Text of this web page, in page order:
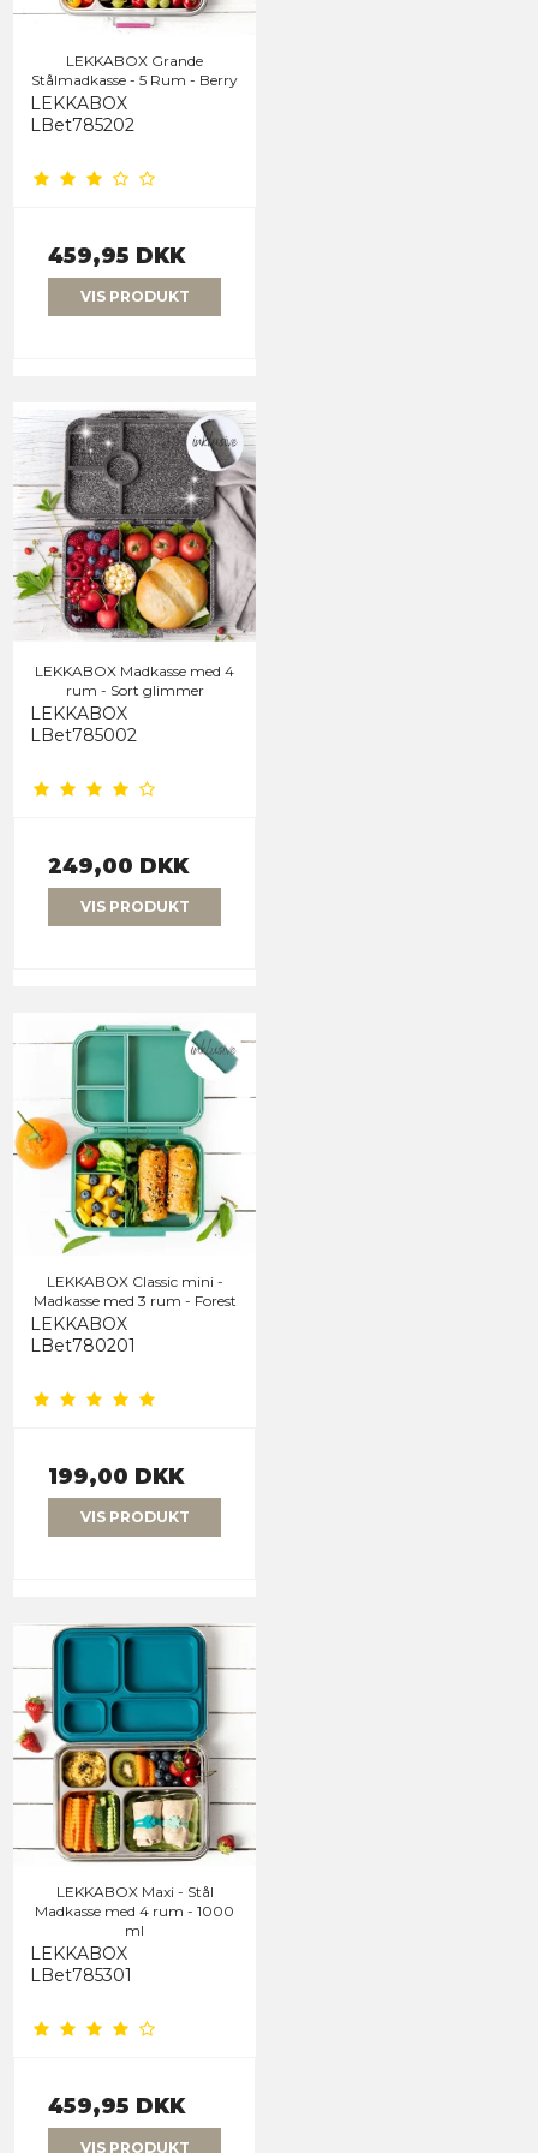
LEKKABOX Grande
Stålmadkasse - 5 Rum - Berry
LEKKABOX
LBet785202
459,95 DKK
VIS PRODUKT
LEKKABOX Madkasse med 4
rum - Sort glimmer
LEKKABOX
LBet785002
249,00 DKK
VIS PRODUKT
LEKKABOX Classic mini -
Madkasse med 3 rum - Forest
LEKKABOX
LBet780201
199,00 DKK
VIS PRODUKT
LEKKABOX Maxi - Stål
Madkasse med 4 rum - 1000
ml
LEKKABOX
LBet785301
459,95 DKK
VIS PRODUKT